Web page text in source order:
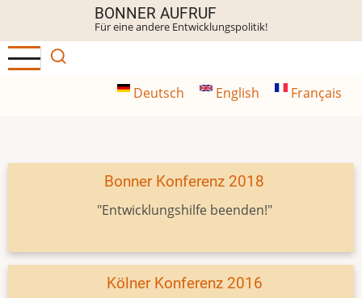
Inhalt
BONNER AUFRUF
Für eine andere Entwicklungspolitik!
Deutsch English Français
Bonner Konferenz 2018
"Entwicklungshilfe beenden!"
Kölner Konferenz 2016